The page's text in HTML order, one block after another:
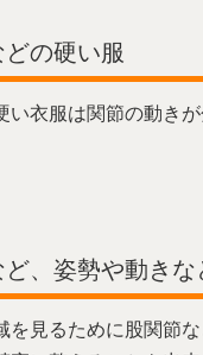
の硬い服
い衣服は関節の動き
、姿勢や動き
を見るために股関節